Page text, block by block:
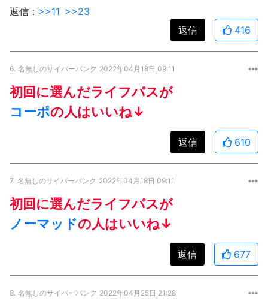
返信： >>11 >>23
返信
416
6. 名無しのサイバーパンク 2022年04月18日 09:11
初回に選んだライフパスが
コーポの人はいいね↓
返信 610
7. 名無しのサイバーパンク 2022年04月18日 09:11
初回に選んだライフパスが
ノーマッドの人はいいね↓
返信 677
8. 名無しのサイバーパンク 2022年04月25日 21:28